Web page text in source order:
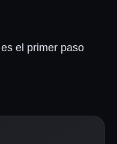
el primer paso